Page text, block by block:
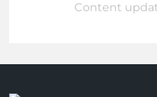
Content